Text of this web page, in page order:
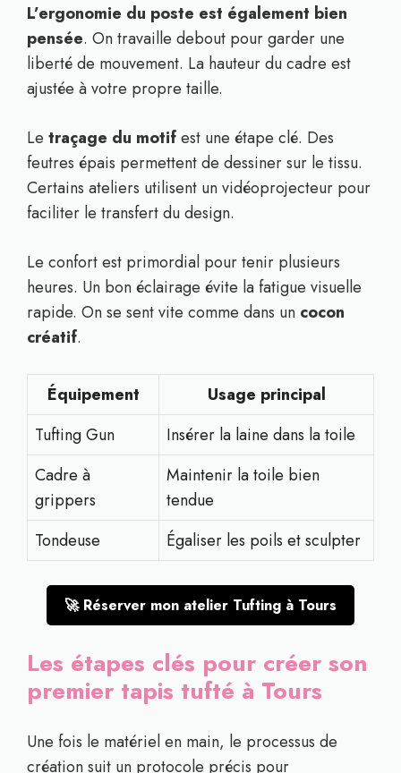
L’ergonomie du poste est également bien
pensée. On travaille debout pour garder une
liberté de mouvement. La hauteur du cadre est
ajustée à votre propre taille.
Le traçage du motifest une étape clé. Des
feutres épais permettent de dessiner sur le tissu.
Certains ateliers utilisent un vidéoprojecteur pour
faciliter le transfert du design.
Le confort est primordial pour tenir plusieurs
heures. Un bon éclairage évite la fatigue visuelle
rapide. On se sent vite comme dans un cocon
créatif.
Équipement
Usage principal
Tufting Gun
Insérer la laine dans la toile
Cadre à
grippers
Maintenir la toile bien
tendue
Tondeuse
Égaliser les poils et sculpter
🚀 Réserver mon atelier Tufting à Tours
Les étapes clés pour créer son
premier tapis tufté à Tours
Une fois le matériel en main, le processus de
création suit un protocole précis pour